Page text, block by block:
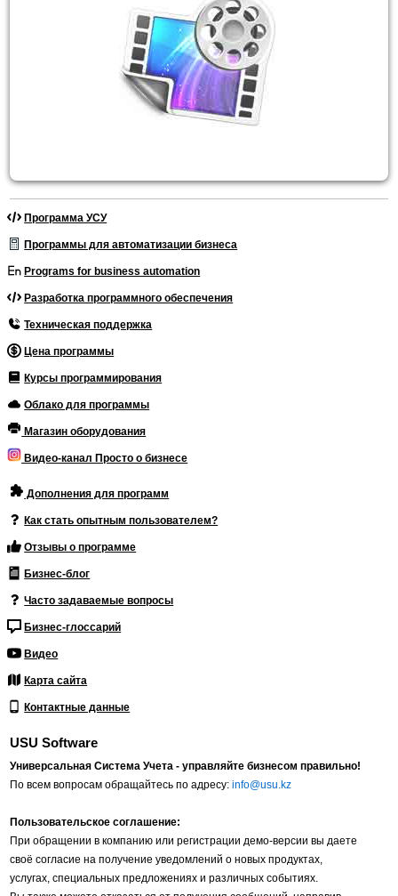
Программа УСУ
Программы для автоматизации бизнеса
Programs for business automation
Разработка программного обеспечения
Техническая поддержка
Цена программы
Курсы программирования
Облако для программы
Магазин оборудования
Видео-канал Просто о бизнесе
Дополнения для программ
Как стать опытным пользователем?
Отзывы о программе
Бизнес-блог
Часто задаваемые вопросы
Бизнес-глоссарий
Видео
Карта сайта
Контактные данные
USU Software
Универсальная Система Учета - управляйте бизнесом правильно!
По всем вопросам обращайтесь по адресу:info@usu.kz
Пользовательское соглашение:
При обращении в компанию или регистрации демо-версии вы даете
своё согласие на получение уведомлений о новых продуктах,
услугах, специальных предложениях и различных событиях.